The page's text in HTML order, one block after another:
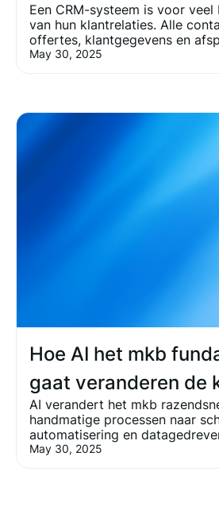
Een CRM-systeem is voor
van hun klantrelaties. Alle
offertes, klantgegevens en
erin bijgehouden. Toch blijft
kansen liggen. In deze blog
jouw CRM-systeem slimmer
May 30, 2025
Hoe AI het mkb
gaat veranderen de
jaar
AI verandert het mkb
handmatige processen naar
automatisering en
deze blog lees je waarom juist
May 30, 2025